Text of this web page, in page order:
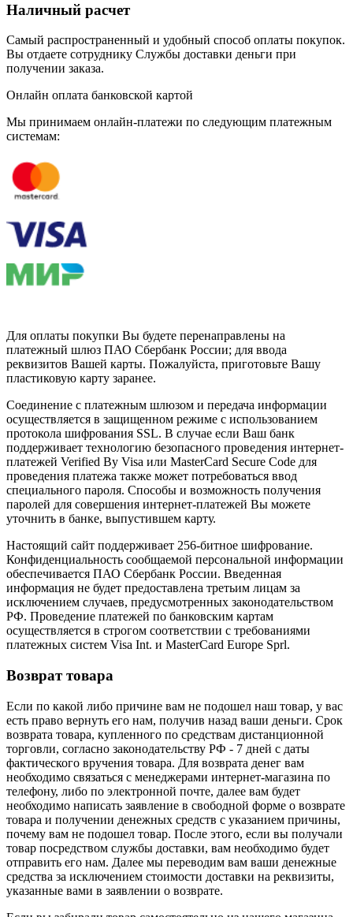
Наличный расчет
Самый распространенный и удобный способ оплаты покупок.
Вы отдаете сотруднику Службы доставки деньги при
получении заказа.
Онлайн оплата банковской картой
Мы принимаем онлайн-платежи по cледующим платежным
системам:
Для оплаты покупки Вы будете перенаправлены на
платежный шлюз ПАО Сбербанк России; для ввода
реквизитов Вашей карты. Пожалуйста, приготовьте Вашу
пластиковую карту заранее.
Соединение с платежным шлюзом и передача информации
осуществляется в защищенном режиме с использованием
протокола шифрования SSL. В случае если Ваш банк
поддерживает технологию безопасного проведения интернет-
платежей Verified By Visa или MasterCard Secure Code для
проведения платежа также может потребоваться ввод
специального пароля. Способы и возможность получения
паролей для совершения интернет-платежей Вы можете
уточнить в банке, выпустившем карту.
Настоящий сайт поддерживает 256-битное шифрование.
Конфиденциальность сообщаемой персональной информации
обеспечивается ПАО Сбербанк России. Введенная
информация не будет предоставлена третьим лицам за
исключением случаев, предусмотренных законодательством
РФ. Проведение платежей по банковским картам
осуществляется в строгом соответствии с требованиями
платежных систем Visa Int. и MasterCard Europe Sprl.
Возврат товара
Если по какой либо причине вам не подошел наш товар, у вас
есть право вернуть его нам, получив назад ваши деньги. Срок
возврата товара, купленного по средствам дистанционной
торговли, согласно законодательству РФ - 7 дней с даты
фактического вручения товара. Для возврата денег вам
необходимо связаться с менеджерами интернет-магазина по
телефону, либо по электронной почте, далее вам будет
необходимо написать заявление в свободной форме о возврате
товара и получении денежных средств с указанием причины,
почему вам не подошел товар. После этого, если вы получали
товар посредством службы доставки, вам необходимо будет
отправить его нам. Далее мы переводим вам ваши денежные
средства за исключением стоимости доставки на реквизиты,
указанные вами в заявлении о возврате.